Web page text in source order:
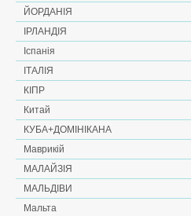
ЙОРДАНІЯ
ІРЛАНДІЯ
Іспанія
ІТАЛІЯ
КІПР
Китай
КУБА+ДОМІНІКАНА
Маврикій
МАЛАЙЗІЯ
МАЛЬДІВИ
Мальта